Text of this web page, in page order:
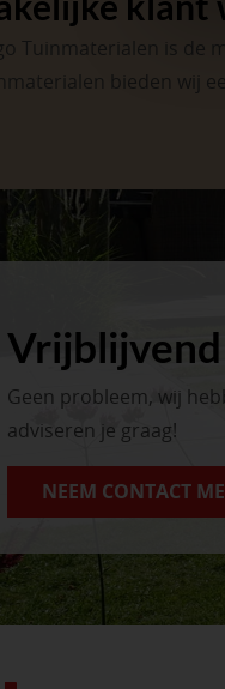
Tuinmaterialen is de
bieden wij
Vrijblijvend
Geen probleem, wij
adviseren je graag!
NEEM CONTACT